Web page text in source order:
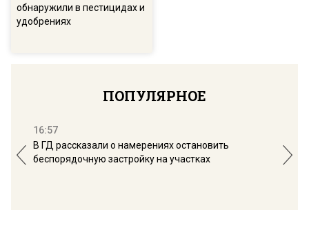
обнаружили в пестицидах и
удобрениях
ПОПУЛЯРНОЕ
16:57
В ГД рассказали о намерениях остановить
беспорядочную застройку на участках